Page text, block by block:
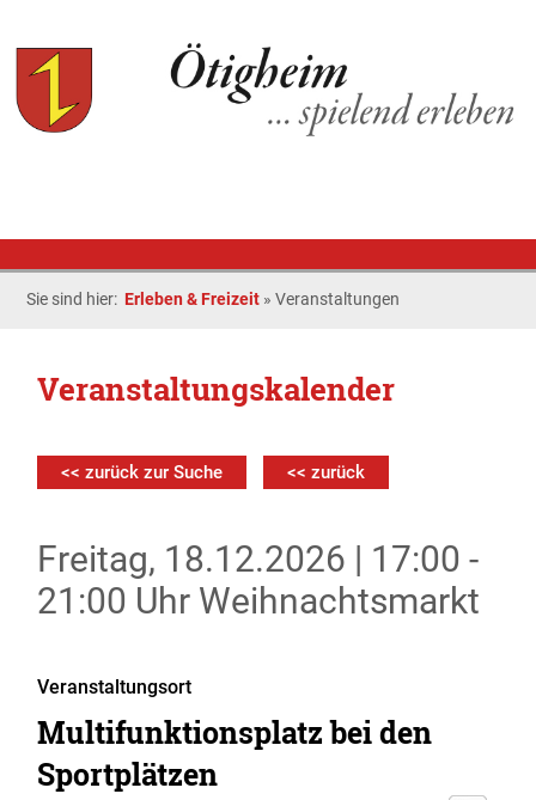
Sie sind hier: Erleben & Freizeit »Veranstaltungen
Veranstaltungskalender
<< zurück zur Suche << zurück
Freitag, 18.12.2026 | 17:00 -
21:00 Uhr Weihnachtsmarkt
Veranstaltungsort
Multifunktionsplatz bei den
Sportplätzen